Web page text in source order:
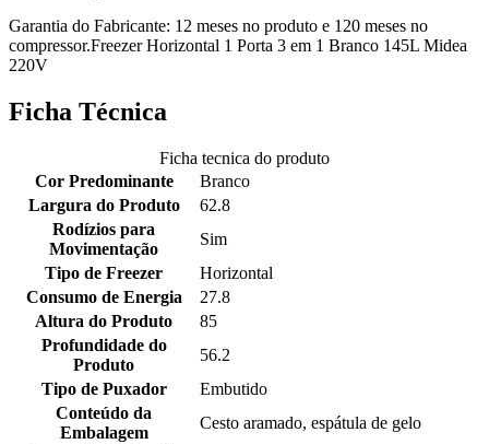
Garantia do Fabricante: 12 meses no produto e 120 meses no
compressor.Freezer Horizontal 1 Porta 3 em 1 Branco 145L Midea
220V
Ficha Técnica
Ficha tecnica do produto
Cor Predominante
Branco
Largura do Produto
62.8
Rodízios para
Movimentação
Sim
Tipo de Freezer
Horizontal
Consumo de Energia
27.8
Altura do Produto
85
Profundidade do
Produto
56.2
Tipo de Puxador
Embutido
Conteúdo da
Embalagem
Cesto aramado, espátula de gelo